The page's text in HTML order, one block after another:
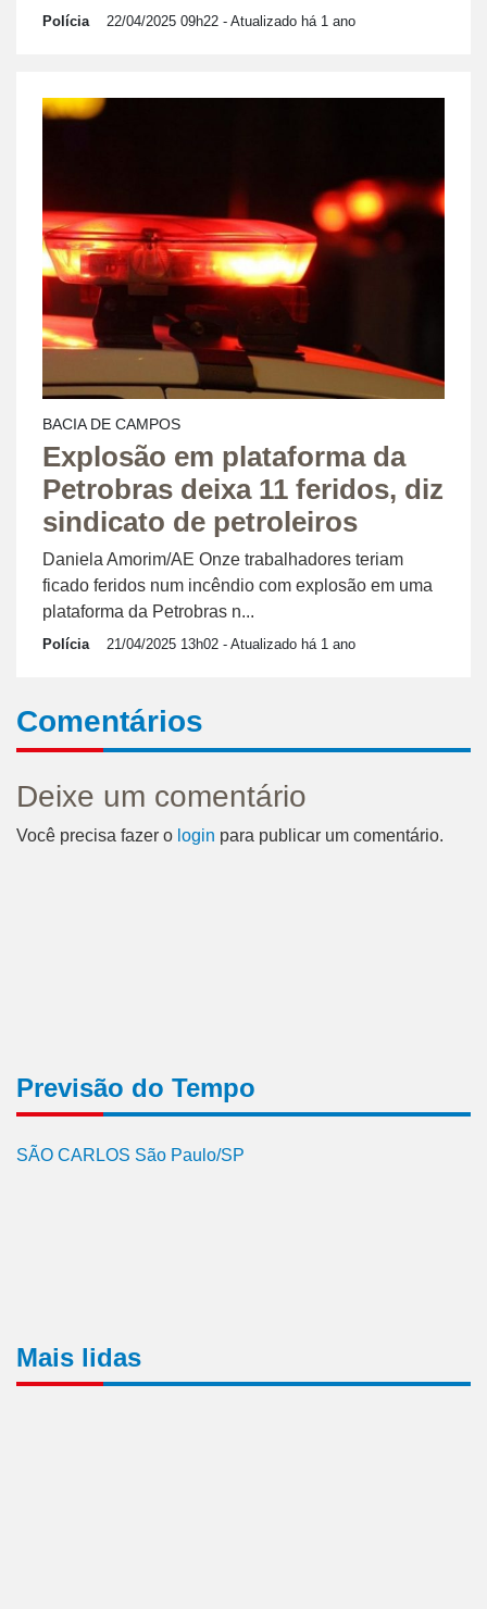
Polícia 22/04/2025 09h22 - Atualizado há 1 ano
BACIA DE CAMPOS
Explosão em plataforma da
Petrobras deixa 11 feridos, diz
sindicato de petroleiros
Daniela Amorim/AE Onze trabalhadores teriam
ficado feridos num incêndio com explosão em uma
plataforma da Petrobras n...
Polícia 21/04/2025 13h02 - Atualizado há 1 ano
Comentários
Deixe um comentário
Você precisa fazer o login para publicar um comentário.
Previsão do Tempo
SÃO CARLOS São Paulo/SP
Mais lidas